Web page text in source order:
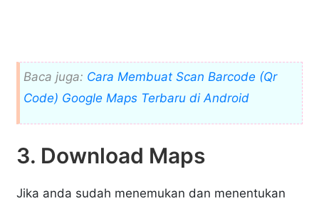
Baca juga: Cara Membuat Scan Barcode (Qr
Code) Google Maps Terbaru di Android
3. Download Maps
Jika anda sudah menemukan dan menentukan